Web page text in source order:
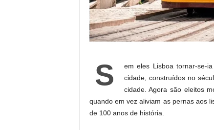
S
em eles Lisboa tornar-se-
cidade, construídos no
cidade. Agora são eleitos
quando em vez aliviam as pernas aos
de 100 anos de história.